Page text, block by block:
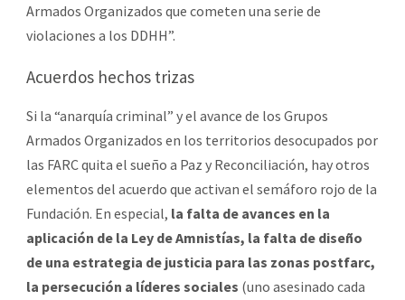
Armados Organizados que cometen una serie de
violaciones a los DDHH”.
Acuerdos hechos trizas
Si la “anarquía criminal” y el avance de los Grupos
Armados Organizados en los territorios desocupados por
las FARC quita el sueño a Paz y Reconciliación, hay otros
elementos del acuerdo que activan el semáforo rojo de la
Fundación. En especial, la falta de avances en la
aplicación de la Ley de Amnistías, la falta de diseño
de una estrategia de justicia para las zonas postfarc,
la persecución a líderes sociales (uno asesinado cada